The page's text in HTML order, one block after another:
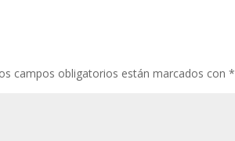
campos obligatorios están marcados con*